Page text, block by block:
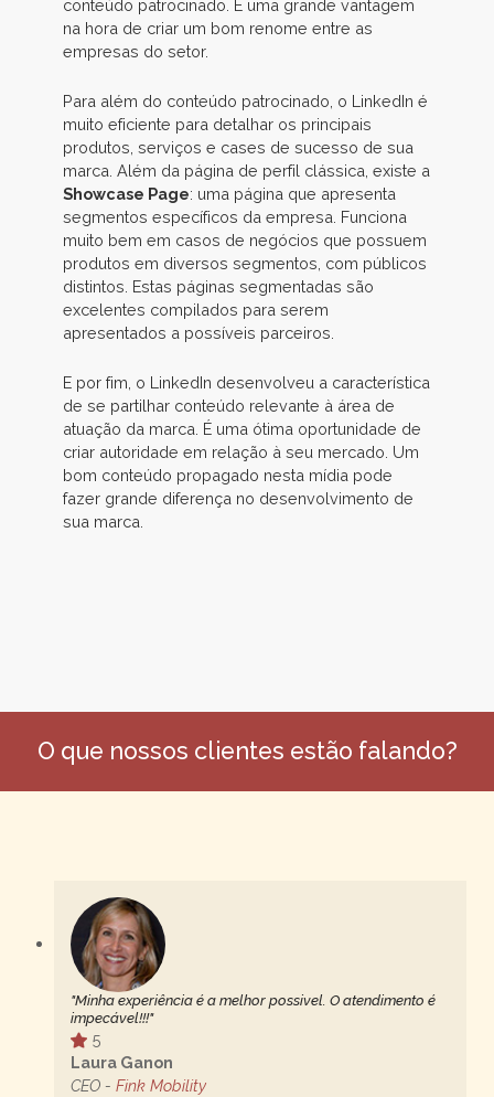
conteúdo patrocinado. É uma grande vantagem
na hora de criar um bom renome entre as
empresas do setor.
Para além do conteúdo patrocinado, o LinkedIn é
muito eficiente para detalhar os principais
produtos, serviços e cases de sucesso de sua
marca. Além da página de perfil clássica, existe a
Showcase Page: uma página que apresenta
segmentos específicos da empresa. Funciona
muito bem em casos de negócios que possuem
produtos em diversos segmentos, com públicos
distintos. Estas páginas segmentadas são
excelentes compilados para serem
apresentados a possíveis parceiros.
E por fim, o LinkedIn desenvolveu a característica
de se partilhar conteúdo relevante à área de
atuação da marca. É uma ótima oportunidade de
criar autoridade em relação à seu mercado. Um
bom conteúdo propagado nesta mídia pode
fazer grande diferença no desenvolvimento de
sua marca.
O que nossos clientes estão falando?
"Minha experiência é a melhor possivel. O atendimento é
impecável!!!"
5
Laura Ganon
CEO - Fink Mobility